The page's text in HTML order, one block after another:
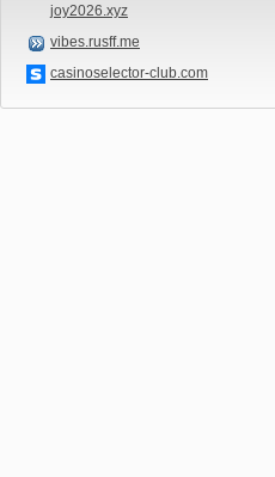
joy2026.xyz
vibes.rusff.me
casinoselector-club.com